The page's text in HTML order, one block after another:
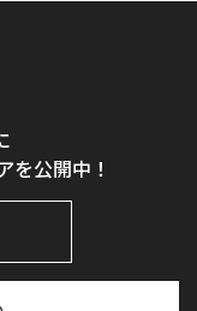
を公開中！